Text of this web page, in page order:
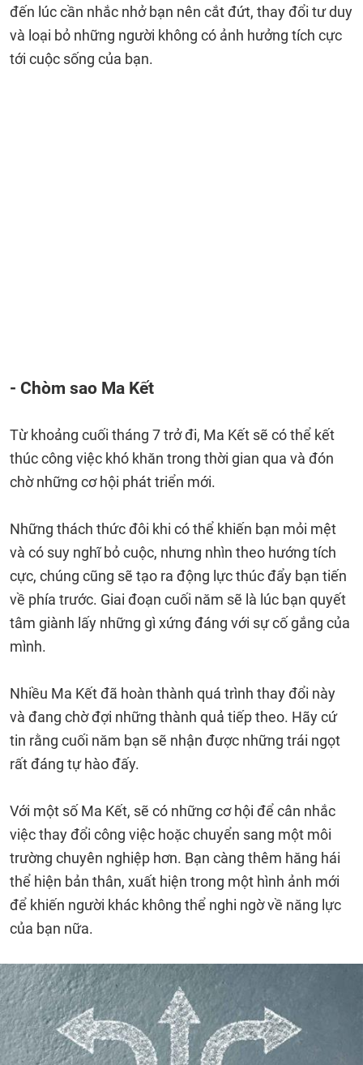
đến lúc cần nhắc nhở bạn nên cắt đứt, thay đổi tư duy
và loại bỏ những người không có ảnh hưởng tích cực
tới cuộc sống của bạn.
- Chòm sao Ma Kết
Từ khoảng cuối tháng 7 trở đi, Ma Kết sẽ có thể kết
thúc công việc khó khăn trong thời gian qua và đón
chờ những cơ hội phát triển mới.
Những thách thức đôi khi có thể khiến bạn mỏi mệt
và có suy nghĩ bỏ cuộc, nhưng nhìn theo hướng tích
cực, chúng cũng sẽ tạo ra động lực thúc đẩy bạn tiến
về phía trước. Giai đoạn cuối năm sẽ là lúc bạn quyết
tâm giành lấy những gì xứng đáng với sự cố gắng của
mình.
Nhiều Ma Kết đã hoàn thành quá trình thay đổi này
và đang chờ đợi những thành quả tiếp theo. Hãy cứ
tin rằng cuối năm bạn sẽ nhận được những trái ngọt
rất đáng tự hào đấy.
Với một số Ma Kết, sẽ có những cơ hội để cân nhắc
việc thay đổi công việc hoặc chuyển sang một môi
trường chuyên nghiệp hơn. Bạn càng thêm hăng hái
thể hiện bản thân, xuất hiện trong một hình ảnh mới
để khiến người khác không thể nghi ngờ về năng lực
của bạn nữa.